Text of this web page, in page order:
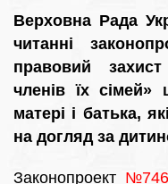
Верховна Рада
читанні
правовий
членів їх
матері і батька,
на догляд за
Законопроект